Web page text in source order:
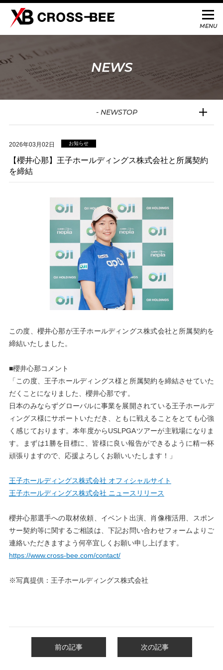
NEWS
2026年03月02日 お知らせ
【櫻井心那】王子ホールディングス株式会社と所属契約
を締結
この度、櫻井心那が王子ホールディングス株式会社と所属契約を
締結いたしました。
■櫻井心那コメント
「この度、王子ホールディングス様と所属契約を締結させていた
だくことになりました、櫻井心那です。
日本のみならずグローバルに事業を展開されている王子ホールデ
ィングス様にサポートいただき、ともに戦えることをとても心強
く感じております。本年度からUSLPGAツアーが主戦場になりま
す。まずは1勝を目標に、皆様に良い報告ができるように精一杯
頑張りますので、応援よろしくお願いいたします！」
王子ホールディングス株式会社 オフィシャルサイト
王子ホールディングス株式会社 ニュースリリース
櫻井心那選手への取材依頼、イベント出演、肖像権活用、スポン
サー契約等に関するご相談は、下記お問い合わせフォームよりご
連絡いただきますよう何卒宜しくお願い申し上げます。
https://www.cross-bee.com/contact/
※写真提供：王子ホールディングス株式会社
前の記事 次の記事
- NEWSTOP